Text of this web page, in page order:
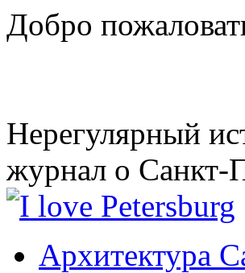
Добро
Нерегулярный
журнал о Санкт-
Архитектура